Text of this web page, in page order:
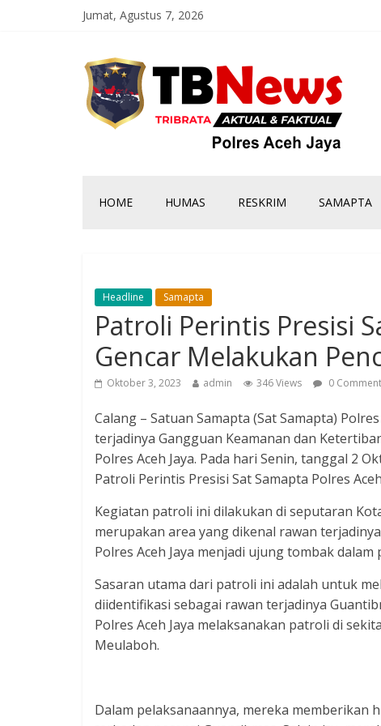
Jumat, Agustus 7, 2026
HOME HUMAS RESKRIM SAMAPTA
Headline Samapta
Patroli Perintis Presisi
Gencar Melakukan
Oktober 3, 2023 admin 346 Views 0
Calang – Satuan Samapta (Sat Samapta)
terjadinya Gangguan Keamanan dan
Polres Aceh Jaya. Pada hari Senin, tanggal 2
Patroli Perintis Presisi Sat Samapta Polres
Kegiatan patroli ini dilakukan di seputaran
merupakan area yang dikenal rawan
Polres Aceh Jaya menjadi ujung tombak
Sasaran utama dari patroli ini adalah untuk
diidentifikasi sebagai rawan terjadinya
Polres Aceh Jaya melaksanakan patroli di
Meulaboh.
Dalam pelaksanaannya, mereka memberikan